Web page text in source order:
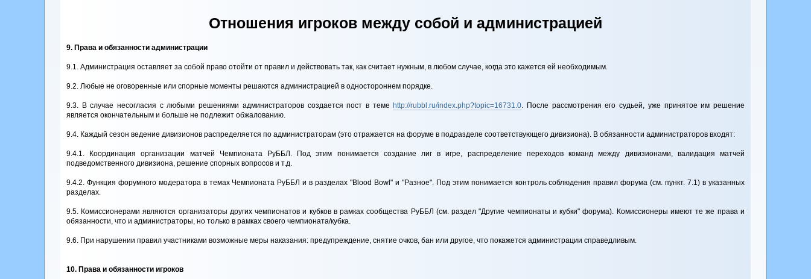
Отношения игроков между собой и администрацией
9. Права и обязанности администрации
9.1. Администрация оставляет за собой право отойти от правил и действовать так, как считает нужным, в любом случае, когда это кажется ей необходимым.
9.2. Любые не оговоренные или спорные моменты решаются администрацией в одностороннем порядке.
9.3. В случае несогласия с любыми решениями администраторов создается пост в темеhttp://rubbl.ru/index.php?topic=16731.0 . После рассмотрения его судьей, уже принятое им решение
является окончательным и больше не подлежит обжалованию.
9.4. Каждый сезон ведение дивизионов распределяется по администраторам (это отражается на форуме в подразделе соответствующего дивизиона). В обязанности администраторов входят:
9.4.1. Координация организации матчей Чемпионата РуББЛ. Под этим понимается создание лиг в игре, распределение переходов команд между дивизионами, валидация матчей
подведомственного дивизиона, решение спорных вопросов и т.д.
9.4.2. Функция форумного модератора в темах Чемпионата РуББЛ и в разделах "Blood Bowl" и "Разное". Под этим понимается контроль соблюдения правил форума (см. пункт. 7.1) в указанных
разделах.
9.5. Комиссионерами являются организаторы других чемпионатов и кубков в рамках сообщества РуББЛ (см. раздел "Другие чемпионаты и кубки" форума). Комиссионеры имеют те же права и
обязанности, что и администраторы, но только в рамках своего чемпионата/кубка.
9.6. При нарушении правил участниками возможные меры наказания: предупреждение, снятие очков, бан или другое, что покажется администрации справедливым.
10. Права и обязанности игроков